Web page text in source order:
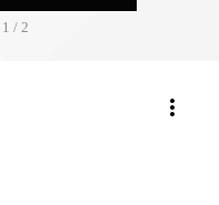
2 / 2
more_vert